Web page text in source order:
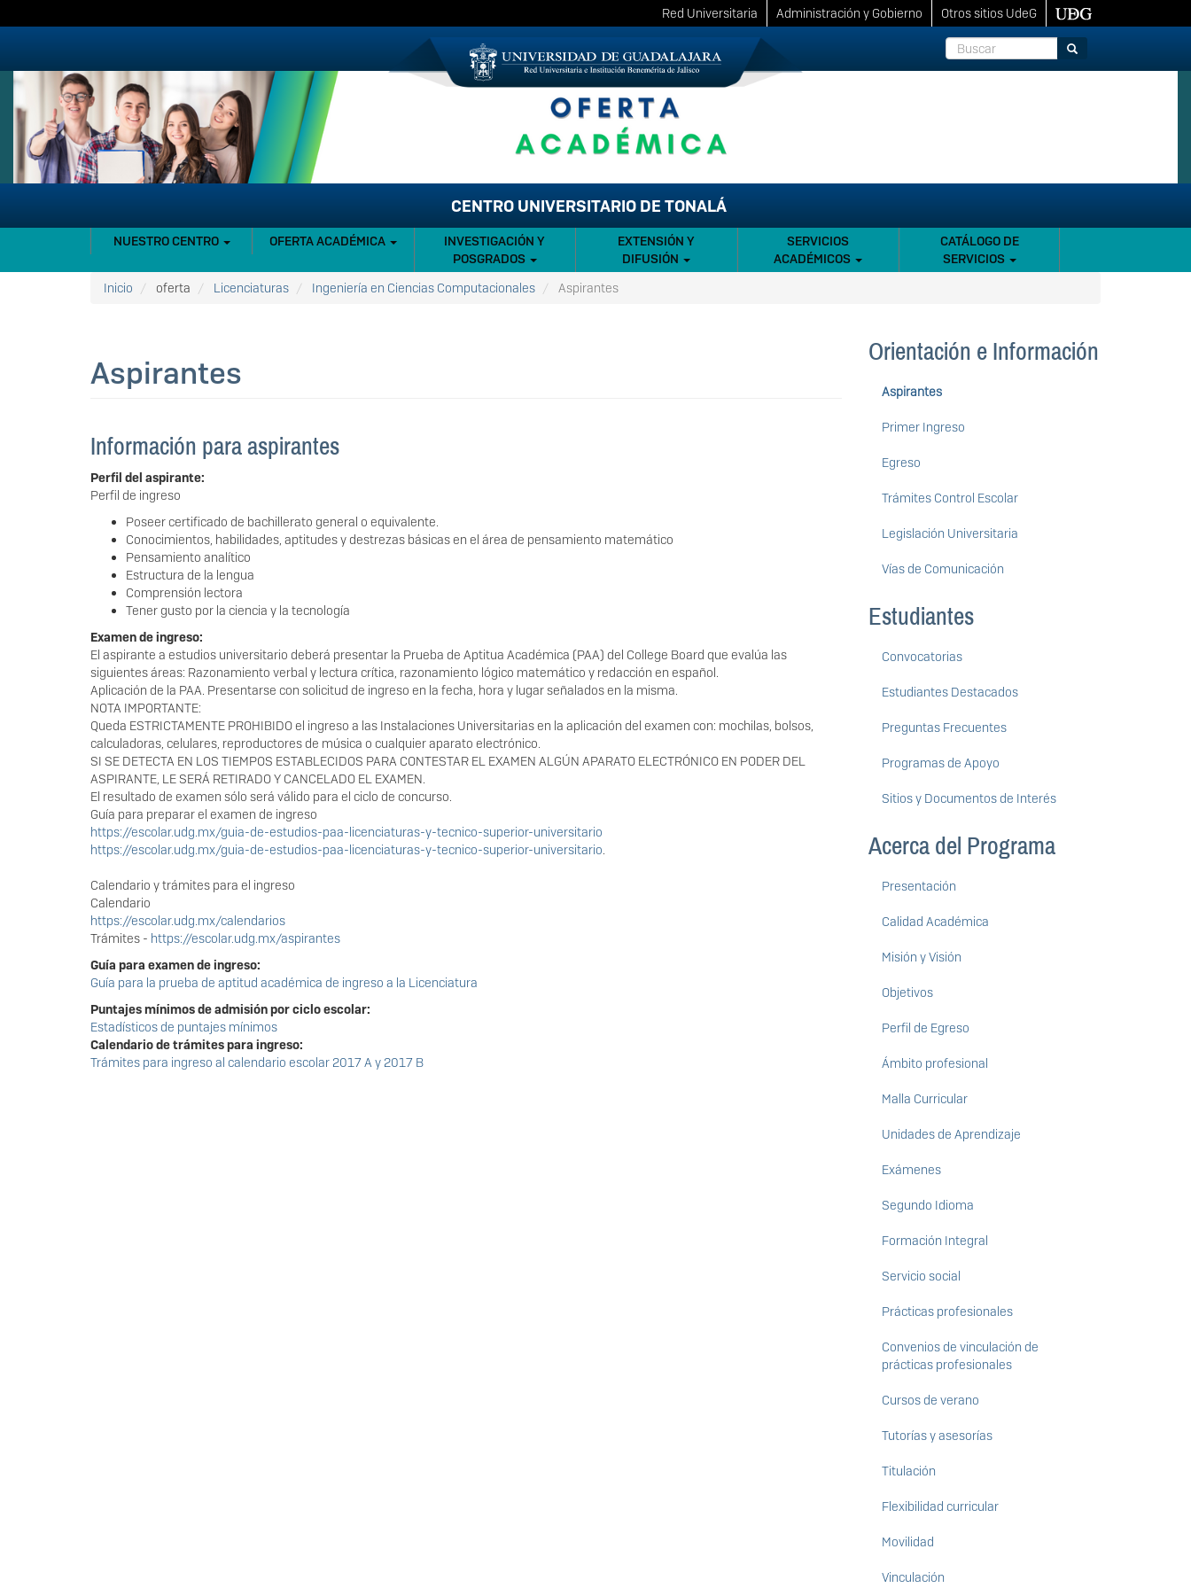
al
Red Universitaria Administración y Gobierno
Otros sitios UdeG
Buscar
Buscar
CENTRO UNIVERSITARIO DE TONALÁ
NAVEGACIÓN
PRINCIPAL
NUESTRO CENTRO OFERTA ACADÉMICA
INVESTIGACIÓN Y
POSGRADOS
EXTENSIÓN Y
DIFUSIÓN
SERVICIOS
ACADÉMICOS
CATÁLOGO DE
SERVICIOS
Inicio
oferta Licenciaturas Ingeniería en Ciencias Computacionales Aspirantes
Aspirantes
Información para aspirantes
Perfil del aspirante:
Perfil de ingreso
Poseer certificado de bachillerato general o equivalente.
Conocimientos, habilidades, aptitudes y destrezas básicas en el área de pensamiento matemático
Pensamiento analítico
Estructura de la lengua
Comprensión lectora
Tener gusto por la ciencia y la tecnología
Examen de ingreso:
El aspirante a estudios universitario deberá presentar la Prueba de Aptitua Académica (PAA) del College Board que evalúa las
siguientes áreas: Razonamiento verbal y lectura crítica, razonamiento lógico matemático y redacción en español.
Aplicación de la PAA. Presentarse con solicitud de ingreso en la fecha, hora y lugar señalados en la misma.
NOTA IMPORTANTE:
Queda ESTRICTAMENTE PROHIBIDO el ingreso a las Instalaciones Universitarias en la aplicación del examen con: mochilas, bolsos,
calculadoras, celulares, reproductores de música o cualquier aparato electrónico.
SI SE DETECTA EN LOS TIEMPOS ESTABLECIDOS PARA CONTESTAR EL EXAMEN ALGÚN APARATO ELECTRÓNICO EN PODER DEL
ASPIRANTE, LE SERÁ RETIRADO Y CANCELADO EL EXAMEN.
El resultado de examen sólo será válido para el ciclo de concurso.
Guía para preparar el examen de ingreso
https://escolar.udg.mx/guia-de-estudios-paa-licenciaturas-y-tecnico-superior-universitario
https://escolar.udg.mx/guia-de-estudios-paa-licenciaturas-y-tecnico-superior-universitario.
Calendario y trámites para el ingreso
Calendario
https://escolar.udg.mx/calendarios
Trámites - https://escolar.udg.mx/aspirantes
Guía para examen de ingreso:
Guía para la prueba de aptitud académica de ingreso a la Licenciatura
Puntajes mínimos de admisión por ciclo escolar:
Estadísticos de puntajes mínimos
Calendario de trámites para ingreso:
Trámites para ingreso al calendario escolar 2017 A y 2017 B
Orientación e Información
Aspirantes
Primer Ingreso
Egreso
Trámites Control Escolar
Legislación Universitaria
Vías de Comunicación
Estudiantes
Convocatorias
Estudiantes Destacados
Preguntas Frecuentes
Programas de Apoyo
Sitios y Documentos de Interés
Acerca del Programa
Presentación
Calidad Académica
Misión y Visión
Objetivos
Perfil de Egreso
Ámbito profesional
Malla Curricular
Unidades de Aprendizaje
Exámenes
Segundo Idioma
Formación Integral
Servicio social
Prácticas profesionales
Convenios de vinculación de
prácticas profesionales
Cursos de verano
Tutorías y asesorías
Titulación
Flexibilidad curricular
Movilidad
Vinculación